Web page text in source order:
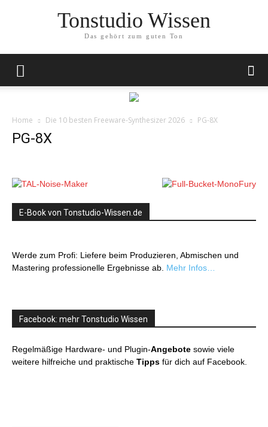
Tonstudio Wissen
Das gehört zum guten Ton
Home Die 10 besten Freeware-Synthesizer 2026 PG-8X
PG-8X
E-Book von Tonstudio-Wissen.de
Werde zum Profi: Liefere beim Produzieren, Abmischen und
Mastering professionelle Ergebnisse ab. Mehr Infos…
Facebook: mehr Tonstudio Wissen
Regelmäßige Hardware- und Plugin-Angebote sowie viele
weitere hilfreiche und praktische Tipps für dich auf Facebook.